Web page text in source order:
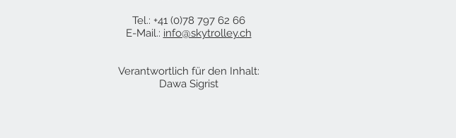
Tel.: +41 (0)78 797 62 66
E-Mail.: info@skytrolley.ch
Verantwortlich für den Inhalt:
Dawa Sigrist